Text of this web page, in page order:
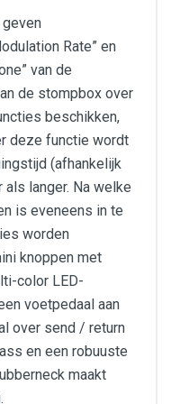
Rate” en
van de
de stompbox over
beschikken,
deze functie wordt
(afhankelijk
langer. Na welke
is eveneens in te
worden
knoppen met
color LED-
voetpedaal aan
over send / return
en een robuuste
maakt